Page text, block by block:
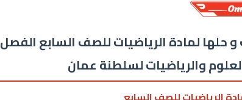
حلها لمادة الرياضيات للصف السابع الفصل
والرياضيات لسلطنة عمان